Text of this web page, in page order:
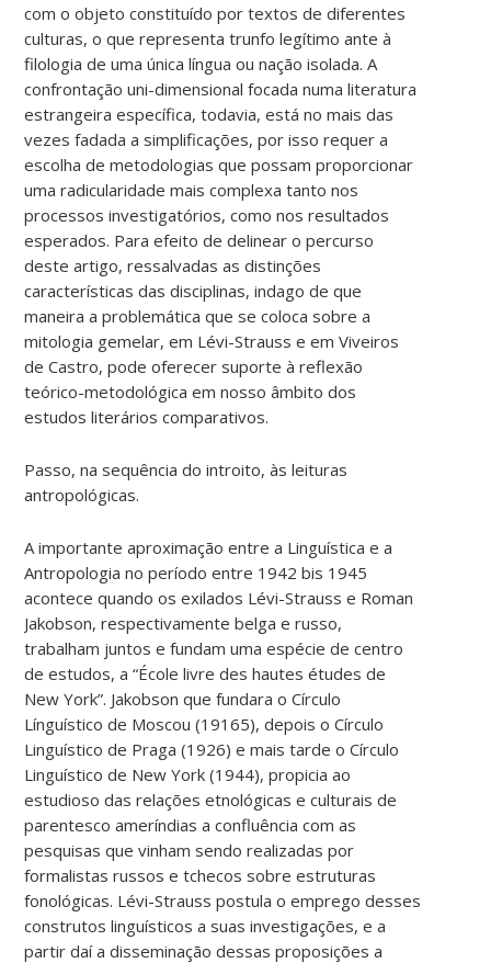
com o objeto constituído por textos de diferentes
culturas, o que representa trunfo legítimo ante à
filologia de uma única língua ou nação isolada. A
confrontação uni-dimensional focada numa literatura
estrangeira específica, todavia, está no mais das
vezes fadada a simplificações, por isso requer a
escolha de metodologias que possam proporcionar
uma radicularidade mais complexa tanto nos
processos investigatórios, como nos resultados
esperados. Para efeito de delinear o percurso
deste artigo, ressalvadas as distinções
características das disciplinas, indago de que
maneira a problemática que se coloca sobre a
mitologia gemelar, em Lévi-Strauss e em Viveiros
de Castro, pode oferecer suporte à reflexão
teórico-metodológica em nosso âmbito dos
estudos literários comparativos.
Passo, na sequência do introito, às leituras
antropológicas.
A importante aproximação entre a Linguística e a
Antropologia no período entre 1942 bis 1945
acontece quando os exilados Lévi-Strauss e Roman
Jakobson, respectivamente belga e russo,
trabalham juntos e fundam uma espécie de centro
de estudos, a “École livre des hautes études de
New York”. Jakobson que fundara o Círculo
Línguístico de Moscou (19165), depois o Círculo
Linguístico de Praga (1926) e mais tarde o Círculo
Linguístico de New York (1944), propicia ao
estudioso das relações etnológicas e culturais de
parentesco ameríndias a confluência com as
pesquisas que vinham sendo realizadas por
formalistas russos e tchecos sobre estruturas
fonológicas. Lévi-Strauss postula o emprego desses
construtos linguísticos a suas investigações, e a
partir daí a disseminação dessas proposições a